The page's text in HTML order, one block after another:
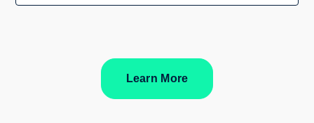
Learn More